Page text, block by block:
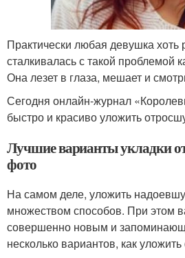
Практически любая девушка хоть
сталкивалась с такой проблемой
Она лезет в глаза, мешает и
Сегодня онлайн-журнал
быстро и красиво уложить
Лучшие варианты укладки
фото
На самом деле, уложить
множеством способов. При этом
совершенно новым и
несколько вариантов, как